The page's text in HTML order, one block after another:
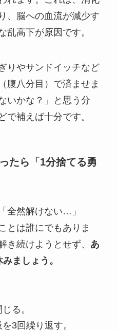
、脳への血流が減少す
乱高下が原因です。
りやサンドイッチなど
腹八分目）で済ませま
いかな？」と思う分
で補えば十分です。
たら「1分捨てる勇
全然解けない…」
とは誰にでもありま
き続けようとせず、 あ
ましょう。
る。
3回繰り返す。